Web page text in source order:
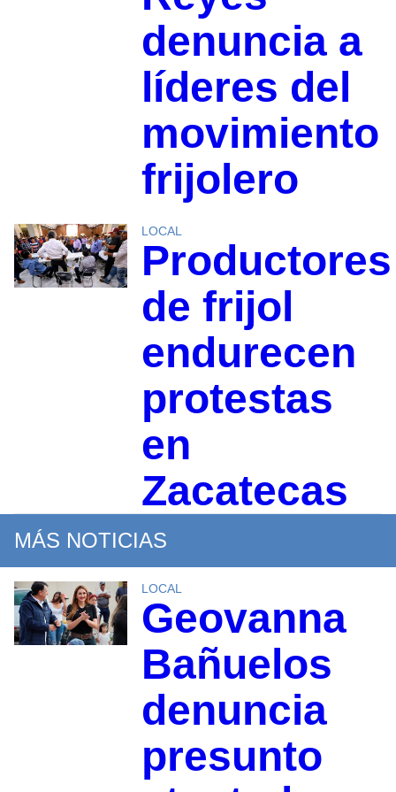
denuncia a
líderes del
movimiento
frijolero
LOCAL
Productores
de frijol
endurecen
protestas
en
Zacatecas
MÁS NOTICIAS
LOCAL
Geovanna
Bañuelos
denuncia
presunto